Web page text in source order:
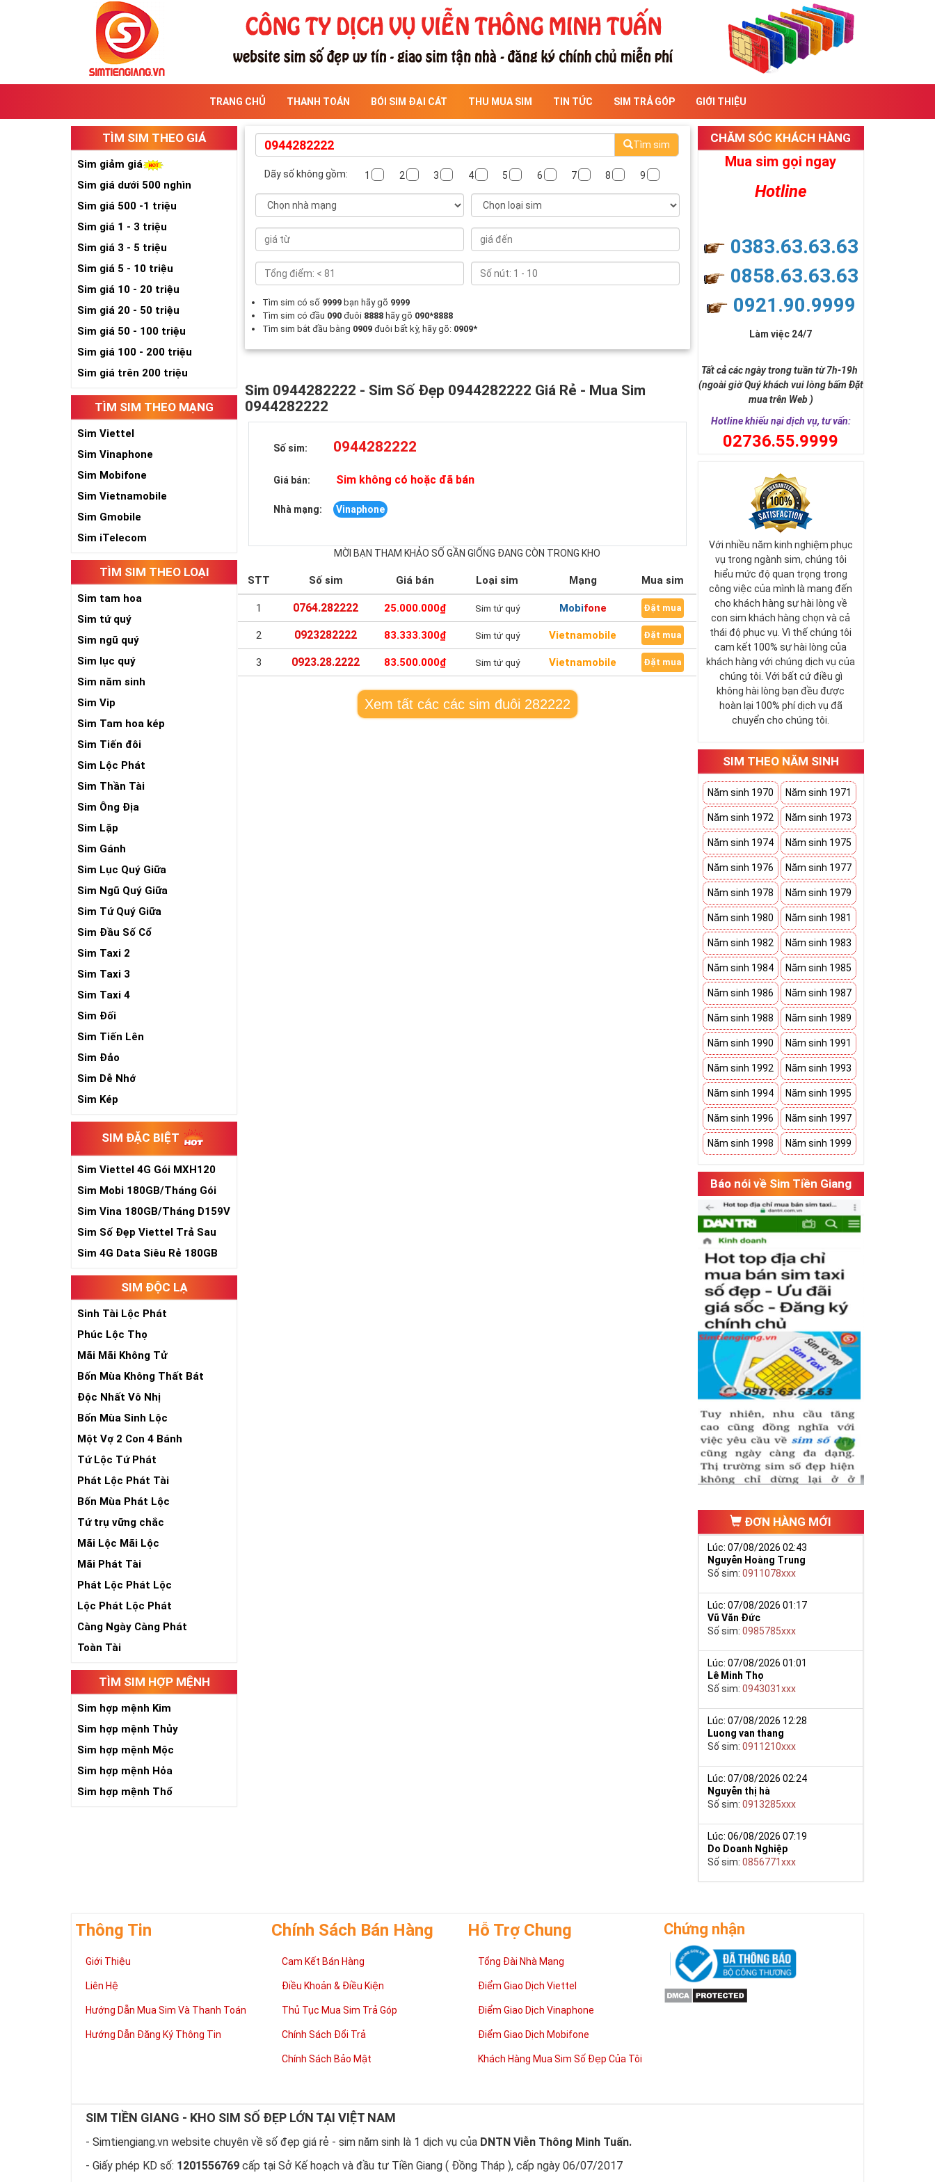
TRANG CHỦ THANH TOÁN BÓI SIM ĐẠI CÁT THU MUA SIM TIN TỨC SIM TRẢ GÓP GIỚI THIỆU
TÌM SIM THEO GIÁ
Sim giảm giá
Sim giá dưới 500 nghìn
Sim giá 500 -1 triệu
Sim giá 1 - 3 triệu
Sim giá 3 - 5 triệu
Sim giá 5 - 10 triệu
Sim giá 10 - 20 triệu
Sim giá 20 - 50 triệu
Sim giá 50 - 100 triệu
Sim giá 100 - 200 triệu
Sim giá trên 200 triệu
TÌM SIM THEO MẠNG
Sim Viettel
Sim Vinaphone
Sim Mobifone
Sim Vietnamobile
Sim Gmobile
Sim iTelecom
TÌM SIM THEO LOẠI
Sim tam hoa
Sim tứ quý
Sim ngũ quý
Sim lục quý
Sim năm sinh
Sim Vip
Sim Tam hoa kép
Sim Tiến đôi
Sim Lộc Phát
Sim Thần Tài
Sim Ông Địa
Sim Lặp
Sim Gánh
Sim Lục Quý Giữa
Sim Ngũ Quý Giữa
Sim Tứ Quý Giữa
Sim Đầu Số Cổ
Sim Taxi 2
Sim Taxi 3
Sim Taxi 4
Sim Đối
Sim Tiến Lên
Sim Đảo
Sim Dễ Nhớ
Sim Kép
SIM ĐẶC BIỆT
Sim Viettel 4G Gói MXH120
Siêu Rẻ
Sim Mobi 180GB/Tháng Gói
TK159
Sim Vina 180GB/Tháng D159V
Sim Số Đẹp Viettel Trả Sau
Sim 4G Data Siêu Rẻ 180GB
SIM ĐỘC LẠ
Sinh Tài Lộc Phát
Phúc Lộc Thọ
Mãi Mãi Không Tử
Bốn Mùa Không Thất Bát
Độc Nhất Vô Nhị
Bốn Mùa Sinh Lộc
Một Vợ 2 Con 4 Bánh
Tứ Lộc Tứ Phát
Phát Lộc Phát Tài
Bốn Mùa Phát Lộc
Tứ trụ vững chắc
Mãi Lộc Mãi Lộc
Mãi Phát Tài
Phát Lộc Phát Lộc
Lộc Phát Lộc Phát
Càng Ngày Càng Phát
Toàn Tài
TÌM SIM HỢP MỆNH
Sim hợp mệnh Kim
Sim hợp mệnh Thủy
Sim hợp mệnh Mộc
Sim hợp mệnh Hỏa
Sim hợp mệnh Thổ
Tìm sim
Dãy số không gồm: 1 2 3 4 5 6 7 8 9
Tìm sim có số 9999 bạn hãy gõ 9999
Tìm sim có đầu 090đuôi 8888 hãy gõ 090*8888
Tìm sim bắt đầu bằng 0909 đuôi bất kỳ, hãy gõ: 0909*
Sim 0944282222 - Sim Số Đẹp 0944282222 Giá Rẻ - Mua Sim
0944282222
Số sim: 0944282222
Giá bán: Sim không có hoặc đã bán
Nhà mạng: Vinaphone
MỜI BẠN THAM KHẢO SỐ GẦN GIỐNG ĐANG CÒN TRONG KHO
STT Số sim Giá bán Loại sim Mạng Mua sim
1 0764.282222 25.000.000₫ Sim tứ quý Mobifone Đặt mua
2 0923282222 83.333.300₫ Sim tứ quý Vietnamobile Đặt mua
3 0923.28.2222 83.500.000₫ Sim tứ quý Vietnamobile Đặt mua
Xem tất các các sim đuôi 282222
CHĂM SÓC KHÁCH HÀNG
Mua sim gọi ngay
Hotline
0383.63.63.63
0858.63.63.63
0921.90.9999
Làm việc 24/7
Tất cả các ngày trong tuần từ 7h-19h
(ngoài giờ Quý khách vui lòng bấm Đặt
mua trên Web )
Hotline khiếu nại dịch vụ, tư vấn:
02736.55.9999
Với nhiều năm kinh nghiệm phục
vụ trong ngành sim, chúng tôi
hiểu mức độ quan trọng trong
công việc của mình là mang đến
cho khách hàng sự hài lòng về
con sim khách hàng chọn và cả
thái độ phục vụ. Vì thế chúng tôi
cam kết 100% sự hài lòng của
khách hàng với chúng dịch vụ của
chúng tôi. Với bất cứ điều gì
không hài lòng bạn đều được
hoàn lại 100% phí dịch vụ đã
chuyển cho chúng tôi.
SIM THEO NĂM SINH
Năm sinh 1970 Năm sinh 1971
Năm sinh 1972 Năm sinh 1973
Năm sinh 1974 Năm sinh 1975
Năm sinh 1976 Năm sinh 1977
Năm sinh 1978 Năm sinh 1979
Năm sinh 1980 Năm sinh 1981
Năm sinh 1982 Năm sinh 1983
Năm sinh 1984 Năm sinh 1985
Năm sinh 1986 Năm sinh 1987
Năm sinh 1988 Năm sinh 1989
Năm sinh 1990 Năm sinh 1991
Năm sinh 1992 Năm sinh 1993
Năm sinh 1994 Năm sinh 1995
Năm sinh 1996 Năm sinh 1997
Năm sinh 1998 Năm sinh 1999
Báo nói về Sim Tiền Giang
ĐƠN HÀNG MỚI
Lúc: 07/08/2026 02:43
Nguyễn Hoàng Trung
Số sim:0911078xxx
Lúc: 07/08/2026 01:17
Vũ Văn Đức
Số sim:0985785xxx
Lúc: 07/08/2026 01:01
Lê Minh Thọ
Số sim:0943031xxx
Lúc: 07/08/2026 12:28
Luong van thang
Số sim:0911210xxx
Lúc: 07/08/2026 02:24
Nguyễn thị hà
Số sim:0913285xxx
Lúc: 06/08/2026 07:19
Do Doanh Nghiệp
Số sim:0856771xxx
Thông Tin
Giới Thiệu
Liên Hệ
Hướng Dẫn Mua Sim Và Thanh Toán
Hướng Dẫn Đăng Ký Thông Tin
Chính Sách Bán Hàng
Cam Kết Bán Hàng
Điều Khoản & Điều Kiện
Thủ Tục Mua Sim Trả Góp
Chính Sách Đổi Trả
Chính Sách Bảo Mật
Hỗ Trợ Chung
Tổng Đài Nhà Mạng
Điểm Giao Dịch Viettel
Điểm Giao Dịch Vinaphone
Điểm Giao Dịch Mobifone
Khách Hàng Mua Sim Số Đẹp Của Tôi
Chứng nhận
SIM TIỀN GIANG - KHO SIM SỐ ĐẸP LỚN TẠI VIỆT NAM
- Simtiengiang.vn website chuyên về số đẹp giá rẻ - sim năm sinh là 1 dịch vụ của DNTN Viễn Thông Minh Tuấn.
- Giấy phép KD số: 1201556769 cấp tại Sở Kế hoạch và đầu tư Tiền Giang ( Đồng Tháp ), cấp ngày 06/07/2017